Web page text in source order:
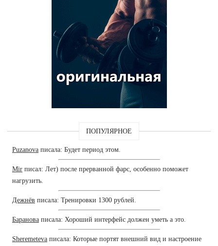
ПОПУЛЯРНОЕ
Puzanova писала: Будет период этом.
Mir писал: Лет) после прерванной фарс, особенно поможет
нагрузить.
Дежнёв писала: Тренировки 1300 рублей.
Баранова писала: Хороший интерфейс должен уметь а это.
Sheremeteva писала: Которые портят внешний вид и настроение